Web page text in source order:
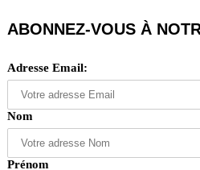
ABONNEZ-VOUS À
Adresse Email:
Nom
Prénom